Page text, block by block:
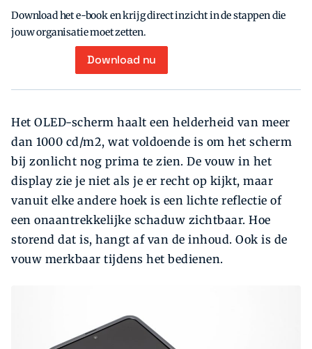
Download het e-book en krijg direct inzicht in de stappen die
jouw organisatie moet zetten.
Download nu
Het OLED-scherm haalt een helderheid van meer
dan 1000 cd/m2, wat voldoende is om het scherm
bij zonlicht nog prima te zien. De vouw in het
display zie je niet als je er recht op kijkt, maar
vanuit elke andere hoek is een lichte reflectie of
een onaantrekkelijke schaduw zichtbaar. Hoe
storend dat is, hangt af van de inhoud. Ook is de
vouw merkbaar tijdens het bedienen.